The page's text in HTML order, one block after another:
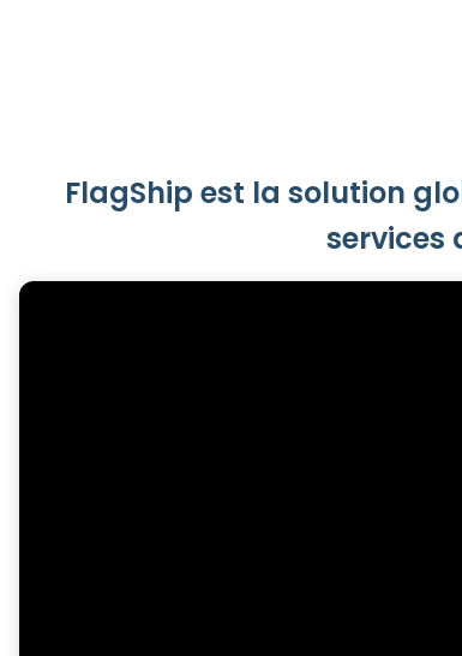
FlagShip est la solution
services